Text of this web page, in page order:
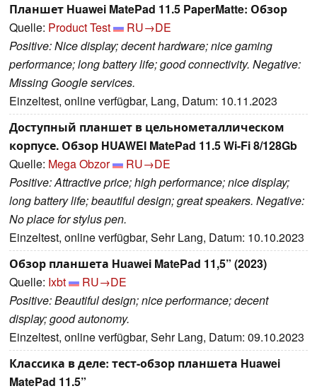
Планшет Huawei MatePad 11.5 PaperMatte: Обзор
Quelle: Product Test
RU→DE
Positive: Nice display; decent hardware; nice gaming
performance; long battery life; good connectivity. Negative:
Missing Google services.
Einzeltest, online verfügbar, Lang, Datum: 10.11.2023
Доступный планшет в цельнометаллическом
корпусе. Обзор HUAWEI MatePad 11.5 Wi-Fi 8/128Gb
Quelle: Mega Obzor
RU→DE
Positive: Attractive price; high performance; nice display;
long battery life; beautiful design; great speakers. Negative:
No place for stylus pen.
Einzeltest, online verfügbar, Sehr Lang, Datum: 10.10.2023
Обзор планшета Huawei MatePad 11,5” (2023)
Quelle: Ixbt
RU→DE
Positive: Beautiful design; nice performance; decent
display; good autonomy.
Einzeltest, online verfügbar, Sehr Lang, Datum: 09.10.2023
Классика в деле: тест-обзор планшета Huawei
MatePad 11.5”